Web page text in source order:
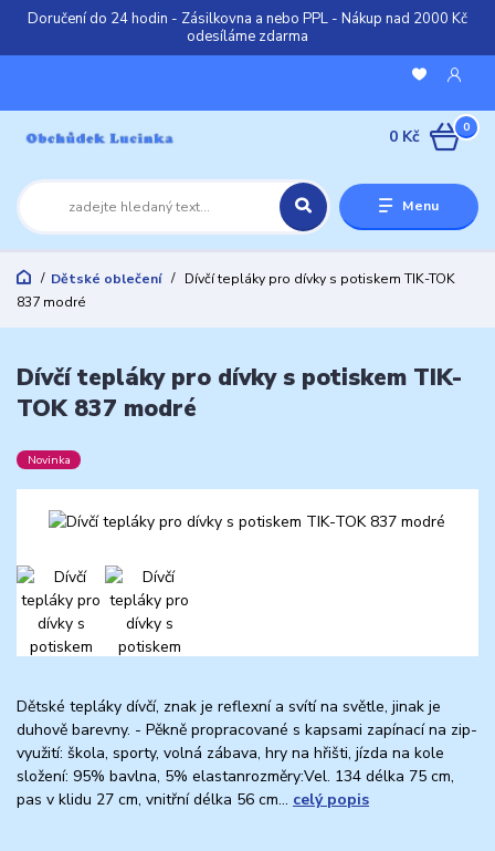
Doručení do 24 hodin - Zásilkovna a nebo PPL - Nákup nad 2000 Kč
odesíláme zdarma
Menu
0
0 Kč
Dětské oblečení
Dívčí tepláky pro dívky s potiskem TIK-TOK
837 modré
Dívčí tepláky pro dívky s potiskem TIK-
TOK 837 modré
Novinka
Dětské tepláky dívčí, znak je reflexní a svítí na světle, jinak je
duhově barevny. - Pěkně propracované s kapsami zapínací na zip-
využití: škola, sporty, volná zábava, hry na hřišti, jízda na kole
složení: 95% bavlna, 5% elastanrozměry:Vel. 134 délka 75 cm,
pas v klidu 27 cm, vnitřní délka 56 cm... celý popis